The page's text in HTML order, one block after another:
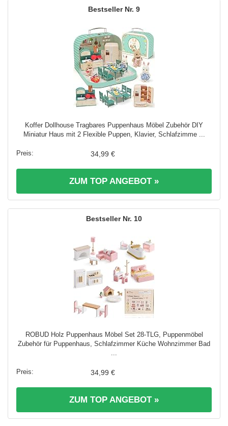
9
Koffer Dollhouse Tragbares Puppenhaus Möbel Zubehör DIY
Miniatur Haus mit 2 Flexible Puppen, Klavier, Schlafzimme ...
34,99 €
ZUM TOP ANGEBOT »
10
ROBUD Holz Puppenhaus Möbel Set 28-TLG, Puppenmöbel
Zubehör für Puppenhaus, Schlafzimmer Küche Wohnzimmer Bad
...
34,99 €
ZUM TOP ANGEBOT »